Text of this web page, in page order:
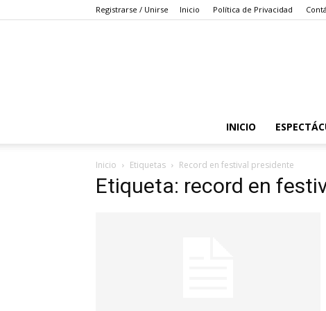
Registrarse / Unirse Inicio Política de Privacidad
INICIO
Inicio Etiquetas Record en festival presidente
Etiqueta: record en